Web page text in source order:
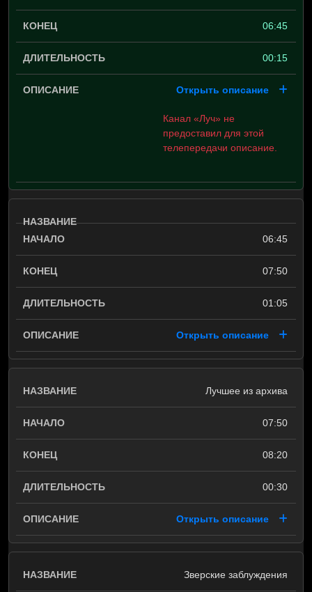
06:45
00:15
Открыть описание
Канал «Луч» не
предоставил для этой
телепередачи описание.
06:45
07:50
01:05
Открыть описание
Лучшее из архива
07:50
08:20
00:30
Открыть описание
Зверские заблуждения